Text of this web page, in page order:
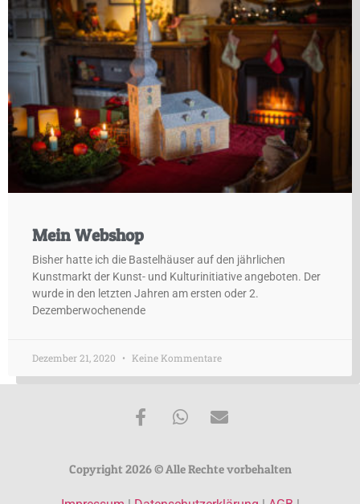
Mein Webshop
Bisher hatte ich die Bastelhäuser auf den jährlichen
Kunstmarkt der Kunst- und Kulturinitiative angeboten. Der
wurde in den letzten Jahren am ersten oder 2.
Dezemberwochenende
Dezember 21, 2020 Keine Kommentare
Copyright 2026 © Alle Rechte vorbehalten